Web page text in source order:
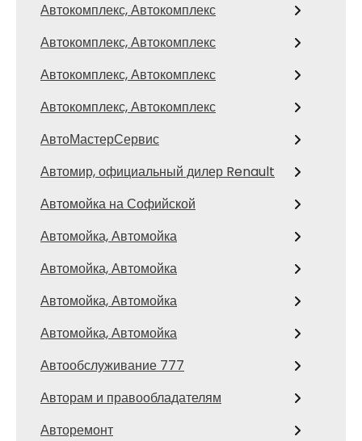
Автокомплекс, Автокомплекс
Автокомплекс, Автокомплекс
Автокомплекс, Автокомплекс
Автокомплекс, Автокомплекс
АвтоМастерСервис
Автомир, официальный дилер Renault
Автомойка на Софийской
Автомойка, Автомойка
Автомойка, Автомойка
Автомойка, Автомойка
Автомойка, Автомойка
Автообслуживание 777
Авторам и правообладателям
Авторемонт